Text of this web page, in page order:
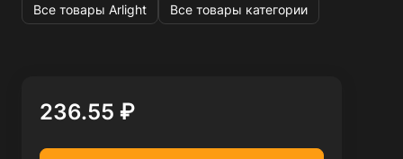
Все товары Arlight Все товары категории
236.55 ₽